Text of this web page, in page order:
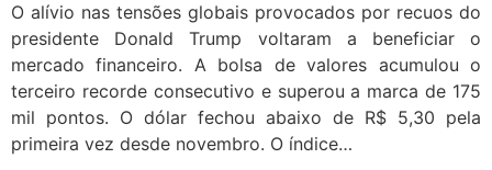
O alívio nas tensões globais provocados por recuos do
presidente Donald Trump voltaram a beneficiar o
mercado financeiro. A bolsa de valores acumulou o
terceiro recorde consecutivo e superou a marca de 175
mil pontos. O dólar fechou abaixo de R$ 5,30 pela
primeira vez desde novembro. O índice…